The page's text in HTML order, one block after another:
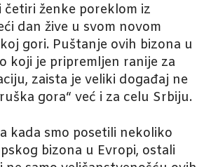
četiri ženke poreklom iz
dan žive u svom novom
gori. Puštanje ovih bizona u
koji je pripremljen ranije za
zaista je veliki događaj ne
gora“ već i za celu Srbiju.
kada smo posetili nekoliko
bizona u Evropi, ostali